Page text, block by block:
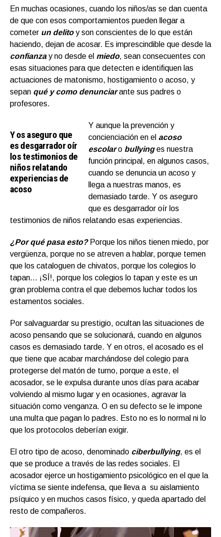
En muchas ocasiones, cuando los niños/as se dan cuenta
de que con esos comportamientos pueden llegar a
cometer un delitoy son conscientes de lo que están
haciendo, dejan de acosar. Es imprescindible que desde la
confianzay no desde el miedo, sean consecuentes con
esas situaciones para que detecten e identifiquen las
actuaciones de matonismo, hostigamiento o acoso, y
sepan qué y como denunciarante sus padres o
profesores.
Y os aseguro que
es desgarrador oír
los testimonios de
niños relatando
experiencias de
acoso
Y aunque la prevención y
concienciación en el acoso
escolaro bullyinges nuestra
función principal, en algunos casos,
cuando se denuncia un acoso y
llega a nuestras manos, es
demasiado tarde. Y os aseguro
que es desgarrador oír los
testimonios de niños relatando esas experiencias.
¿Por qué pasa esto? Porque los niños tienen miedo, por
vergüenza, porque no se atreven a hablar, porque temen
que los cataloguen de chivatos, porque los colegios lo
tapan… ¡SÍ!, porque los colegios lo tapan y este es un
gran problema contra el que debemos luchar todos los
estamentos sociales.
Por salvaguardar su prestigio, ocultan las situaciones de
acoso pensando que se solucionará, cuando en algunos
casos es demasiado tarde. Y en otros, el acosado es el
que tiene que acabar marchándose del colegio para
protegerse del matón de turno, porque a este, el
acosador, se le expulsa durante unos días para acabar
volviendo al mismo lugar y en ocasiones, agravar la
situación como venganza. O en su defecto se le impone
una multa que pagan lo padres. Esto no es lo normal ni lo
que los protocolos deberían exigir.
El otro tipo de acoso, denominado ciberbullying, es el
que se produce a través de las redes sociales. El
acosador ejerce un hostigamiento psicológico en el que la
víctima se siente indefensa, que lleva a su aislamiento
psíquico y en muchos casos físico, y queda apartado del
resto de compañeros.